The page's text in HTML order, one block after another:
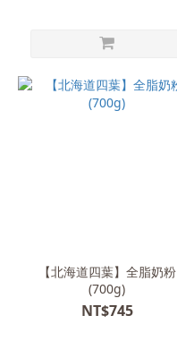
【北海道四葉】全脂奶粉
(700g)
NT$745